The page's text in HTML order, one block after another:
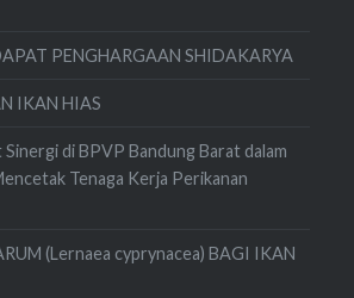
PENGHARGAAN SHIDAKARYA
IKAN HIAS
di BPVP Bandung Barat dalam
Tenaga Kerja Perikanan
(Lernaea cyprynacea) BAGI IKAN